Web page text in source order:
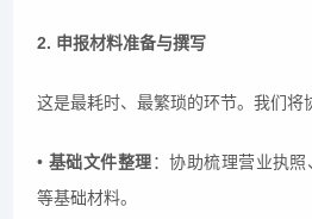
2. 申报材料准备与撰写
这是最耗时、最繁琐的环节。我们将
• 基础文件整理：协助梳理营业执
等基础材料。